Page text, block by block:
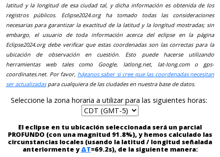
latitud y la longitud de esa ciudad tal, y dicha información es obtenida de los
registros públicos. Eclipse2024.org ha tomado todas las consideraciones
necesarias para garantizar la exactitud de la latitud y la longitud mostradas; sin
embargo, el usuario de toda información acerca del eclipse en la página
Eclipse2024.org debe verificar que estas coordenadas son las correctas para la
ubicación de observación en cuestión. Esto puede hacerse utilizando
herramientas web tales como Google, latlong.net, lat-long.com o gps-
coordinates.net. Por favor, háganos saber si cree que las coordenadas necesitan
ser actualizadaspara cualquiera de las ciudades en nuestra base de datos.
Seleccione la zona horaria a utilizar para las siguientes horas:
El eclipse en tu ubicación seleccionada será un parcial
PROFUNDO (con una magnitud 91.8%), y hemos calculado las
circunstancias locales (usando la latitud / longitud señalada
anteriormente y ΔT=69.2s), de la siguiente manera: